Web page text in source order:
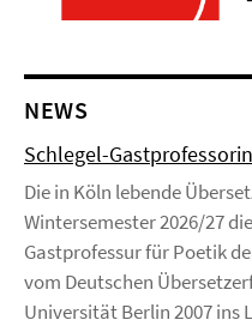
NEWS
Schlegel-
Die in Köln lebende
Wintersemester 2026/27
Gastprofessur für Poetik
vom Deutschen
Universität Berlin 2007 ins